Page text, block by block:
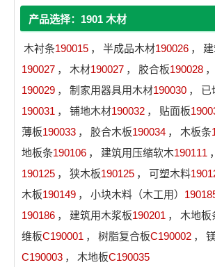
产品选择：1901 木材
木衬条190015 ， 半成品木材190026 ，
190027 ， 木材190027 ， 胶合板190028 ，
190029 ， 制家用器具用木材190030 ，
已
190031 ， 铺地木材190032 ， 贴面板
薄板190033 ， 胶合木板190034 ， 木板条
地板条190106 ， 建筑用压缩软木190111 ，
190125 ， 狭木板190125 ， 可塑木料
木板190149 ， 小块木料（木工用）
190186 ， 建筑用木浆板190201 ， 木地板
维板C190001 ， 树脂复合板C190002 ，
C190003 ， 木地板C190035